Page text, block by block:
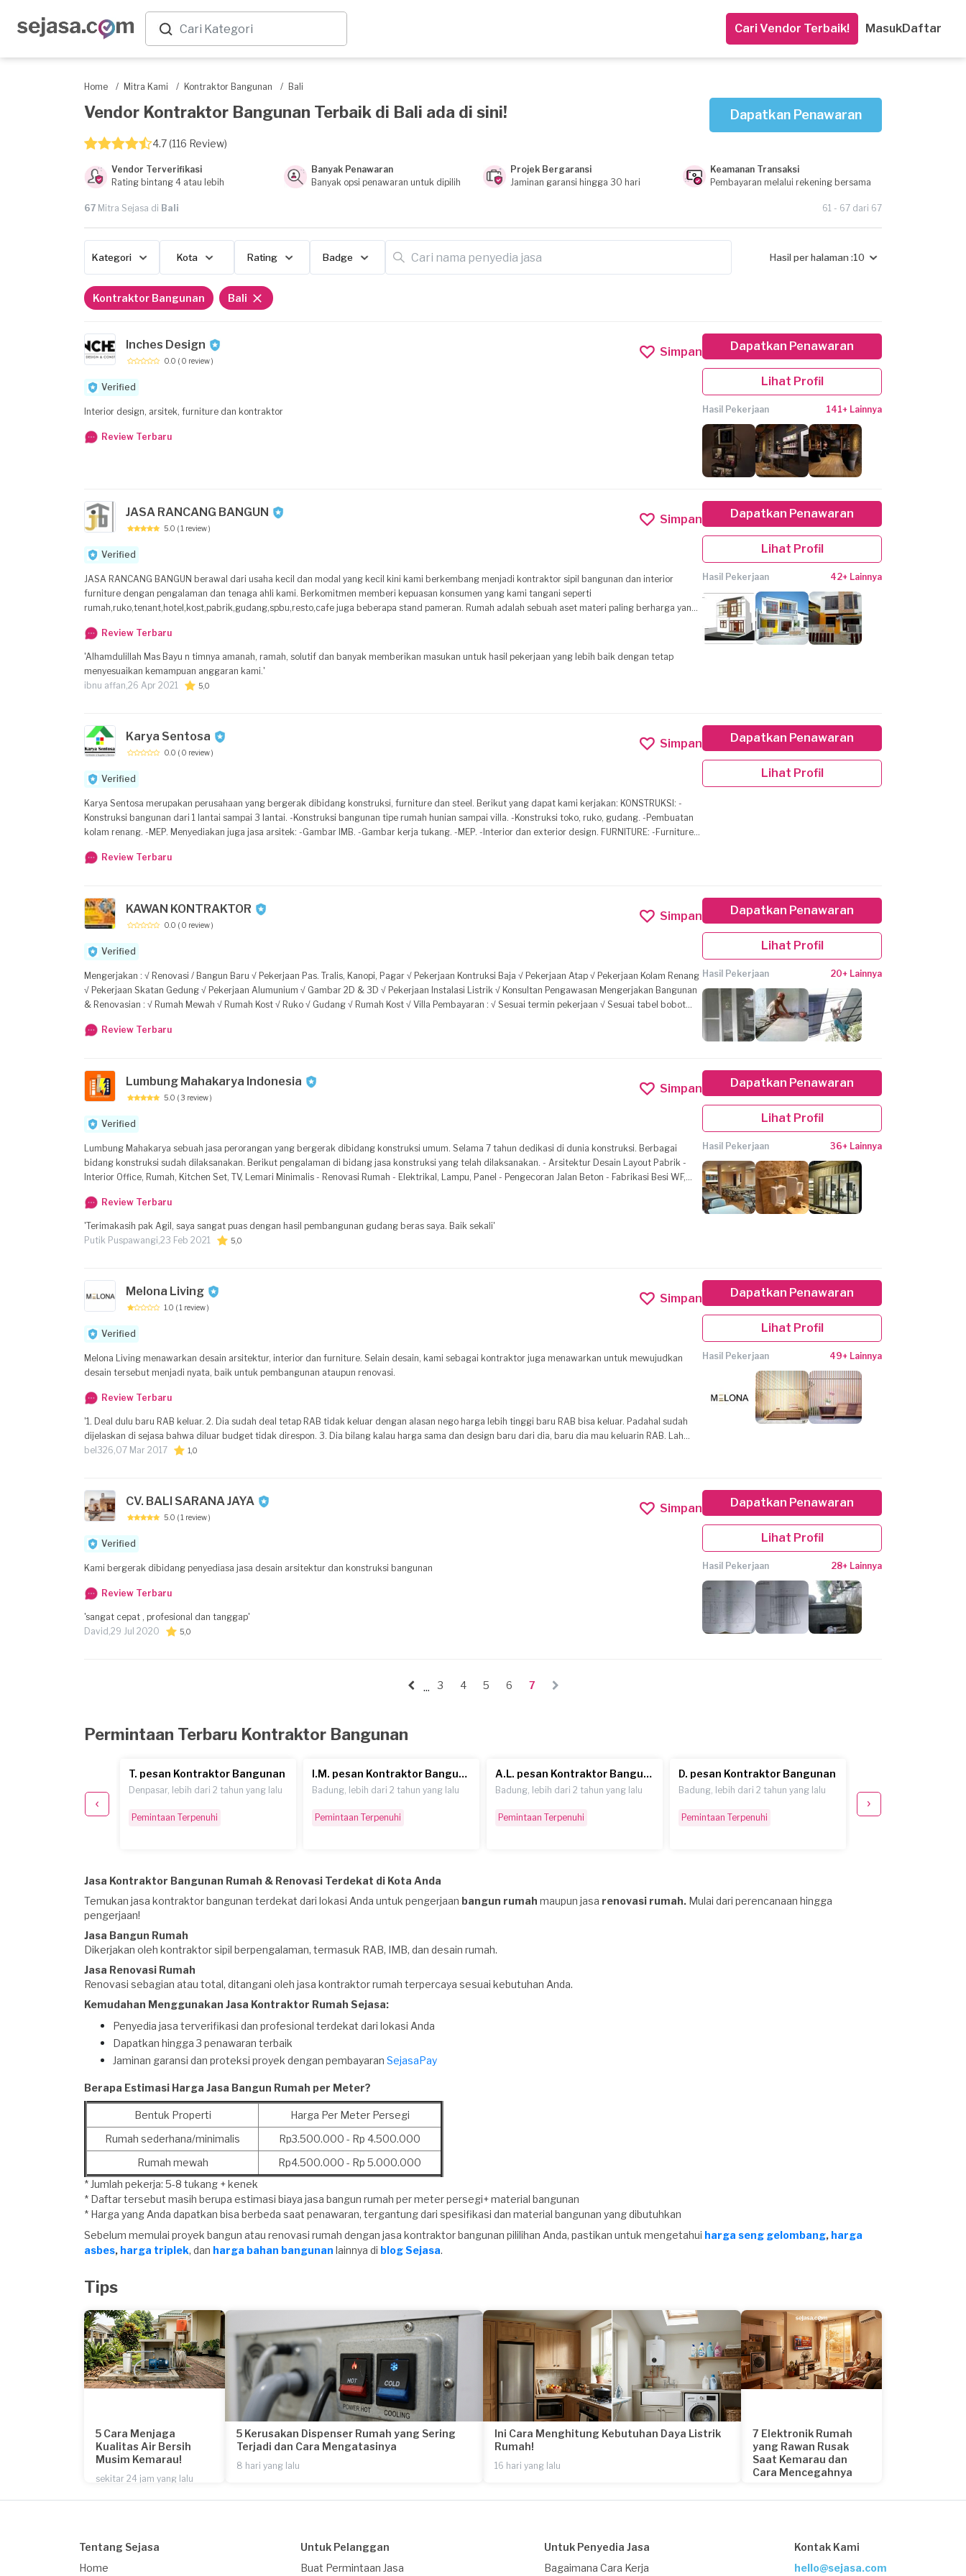
Cari Vendor Terbaik! MasukDaftar
Home / Mitra Kami / Kontraktor Bangunan / Bali
Vendor Kontraktor Bangunan Terbaik di Bali ada di sini!
4.7 (116 Review)
Dapatkan Penawaran
Vendor Terverifikasi
Rating bintang 4 atau lebih
Banyak Penawaran
Banyak opsi penawaran untuk dipilih
Projek Bergaransi
Jaminan garansi hingga 30 hari
Keamanan Transaksi
Pembayaran melalui rekening bersama
67 Mitra Sejasa di Bali 61 - 67 dari 67
Kategori Kota Rating Badge Hasil per halaman :10
Kontraktor Bangunan Bali
Inches Design
0.0 ( 0 review )
Simpan
Verified
Interior design, arsitek, furniture dan kontraktor
Review Terbaru
Dapatkan Penawaran
Lihat Profil
Hasil Pekerjaan 141+ Lainnya
JASA RANCANG BANGUN
5.0 ( 1 review )
Simpan
Verified
JASA RANCANG BANGUN berawal dari usaha kecil dan modal yang kecil kini kami berkembang menjadi kontraktor sipil bangunan dan interior
furniture dengan pengalaman dan tenaga ahli kami. Berkomitmen memberi kepuasan konsumen yang kami tangani seperti
rumah,ruko,tenant,hotel,kost,pabrik,gudang,spbu,resto,cafe juga beberapa stand pameran. Rumah adalah sebuah aset materi paling berharga yang
marak di temukan di cirebon. Rumah tipe minimalis sangat di sukai karena simpel Kami jasa arsitek menawarkan desain modern mewah, tata ruang
nyaman terkesan luas, serta fentilasi yang baik.
Review Terbaru
'Alhamdulillah Mas Bayu n timnya amanah, ramah, solutif dan banyak memberikan masukan untuk hasil pekerjaan yang lebih baik dengan tetap
menyesuaikan kemampuan anggaran kami.'
ibnu affan,26 Apr 2021 5,0
Dapatkan Penawaran
Lihat Profil
Hasil Pekerjaan 42+ Lainnya
Karya Sentosa
0.0 ( 0 review )
Simpan
Verified
Karya Sentosa merupakan perusahaan yang bergerak dibidang konstruksi, furniture dan steel. Berikut yang dapat kami kerjakan: KONSTRUKSI: -
Konstruksi bangunan dari 1 lantai sampai 3 lantai. -Konstruksi bangunan tipe rumah hunian sampai villa. -Konstruksi toko, ruko, gudang. -Pembuatan
kolam renang. -MEP. Menyediakan juga jasa arsitek: -Gambar IMB. -Gambar kerja tukang. -MEP. -Interior dan exterior design. FURNITURE: -Furniture
Kitchen set, Living room set, dan berbagai furniture custom. STEEL: -Konstruksi Baja Ringan. -Konstruksi Baja Berat. -Atap dan rangka. -Canopy. -
Review Terbaru
Dapatkan Penawaran
Lihat Profil
KAWAN KONTRAKTOR
0.0 ( 0 review )
Simpan
Verified
Mengerjakan : √ Renovasi / Bangun Baru √ Pekerjaan Pas. Tralis, Kanopi, Pagar √ Pekerjaan Kontruksi Baja √ Pekerjaan Atap √ Pekerjaan Kolam Renang
√ Pekerjaan Skatan Gedung √ Pekerjaan Alumunium √ Gambar 2D & 3D √ Pekerjaan Instalasi Listrik √ Konsultan Pengawasan Mengerjakan Bangunan
& Renovasian : √ Rumah Mewah √ Rumah Kost √ Ruko √ Gudang √ Rumah Kost √ Villa Pembayaran : √ Sesuai termin pekerjaan √ Sesuai tabel bobot
Review Terbaru
Dapatkan Penawaran
Lihat Profil
Hasil Pekerjaan 20+ Lainnya
Lumbung Mahakarya Indonesia
5.0 ( 3 review )
Simpan
Verified
Lumbung Mahakarya sebuah jasa perorangan yang bergerak dibidang konstruksi umum. Selama 7 tahun dedikasi di dunia konstruksi. Berbagai
bidang konstruksi sudah dilaksanakan. Berikut pengalaman di bidang jasa konstruksi yang telah dilaksanakan. - Arsitektur Desain Layout Pabrik -
Interior Office, Rumah, Kitchen Set, TV, Lemari Minimalis - Renovasi Rumah - Elektrikal, Lampu, Panel - Pengecoran Jalan Beton - Fabrikasi Besi WF,
Terminal Collins) - Pemb. Fasilitas Umum, Fasilitas Temporary, Pabrik - Dan masih banyak lainnya Dengan pengalaman ini, saya dapat ikut konstribusi
anda dalam melaksanakan berbagai macam proyek. Kami tidak memungut biaya survei/inspeksi, konsultasi, penyusunan RAB, gambar 2D/3D, alias
GRATIS. Terimakasih atas perhatiannya, semoga kami dapat melayani anda dengan baik.
Review Terbaru
'Terimakasih pak Agil, saya sangat puas dengan hasil pembangunan gudang beras saya. Baik sekali'
Putik Puspawangi,23 Feb 2021 5,0
Dapatkan Penawaran
Lihat Profil
Hasil Pekerjaan 36+ Lainnya
Melona Living
1.0 ( 1 review )
Simpan
Verified
Melona Living menawarkan desain arsitektur, interior dan furniture. Selain desain, kami sebagai kontraktor juga menawarkan untuk mewujudkan
desain tersebut menjadi nyata, baik untuk pembangunan ataupun renovasi.
Review Terbaru
'1. Deal dulu baru RAB keluar. 2. Dia sudah deal tetap RAB tidak keluar dengan alasan nego harga lebih tinggi baru RAB bisa keluar. Padahal sudah
dijelaskan di sejasa bahwa diluar budget tidak direspon. 3. Dia bilang kalau harga sama dan design baru dari dia, baru dia mau keluarin RAB. Lah
bel326,07 Mar 2017 1,0
Dapatkan Penawaran
Lihat Profil
Hasil Pekerjaan 49+ Lainnya
CV. BALI SARANA JAYA
5.0 ( 1 review )
Simpan
Verified
Kami bergerak dibidang penyediasa jasa desain arsitektur dan konstruksi bangunan
Review Terbaru
'sangat cepat , profesional dan tanggap'
David,29 Jul 2020 5,0
Dapatkan Penawaran
Lihat Profil
Hasil Pekerjaan 28+ Lainnya
... 3 4 5 6 7
Permintaan Terbaru Kontraktor Bangunan
4 tahun yang lalu
T. pesan Kontraktor Bangunan
Denpasar, lebih dari 2 tahun yang lalu
Pemintaan Terpenuhi
I.M. pesan Kontraktor Bangunan
Badung, lebih dari 2 tahun yang lalu
Pemintaan Terpenuhi
A.L. pesan Kontraktor Bangunan
Badung, lebih dari 2 tahun yang lalu
Pemintaan Terpenuhi
D. pesan Kontraktor Bangunan
Badung, lebih dari 2 tahun yang lalu
Pemintaan Terpenuhi
Denpasar, hampir 3
Pemintaan Terpenuhi
Jasa Kontraktor Bangunan Rumah & Renovasi Terdekat di Kota Anda
Temukan jasa kontraktor bangunan terdekat dari lokasi Anda untuk pengerjaan bangun rumah maupun jasa renovasi rumah. Mulai dari perencanaan hingga
pengerjaan!
Jasa Bangun Rumah
Dikerjakan oleh kontraktor sipil berpengalaman, termasuk RAB, IMB, dan desain rumah.
Jasa Renovasi Rumah
Renovasi sebagian atau total, ditangani oleh jasa kontraktor rumah terpercaya sesuai kebutuhan Anda.
Kemudahan Menggunakan Jasa Kontraktor Rumah Sejasa:
Penyedia jasa terverifikasi dan profesional terdekat dari lokasi Anda
Dapatkan hingga 3 penawaran terbaik
Jaminan garansi dan proteksi proyek dengan pembayaran SejasaPay
Berapa Estimasi Harga Jasa Bangun Rumah per Meter?
Bentuk Properti
Harga Per Meter Persegi
Rumah sederhana/minimalis
Rp3.500.000 - Rp 4.500.000
Rumah mewah
Rp4.500.000 - Rp 5.000.000
* Jumlah pekerja: 5-8 tukang + kenek
* Daftar tersebut masih berupa estimasi biaya jasa bangun rumah per meter persegi+ material bangunan
* Harga yang Anda dapatkan bisa berbeda saat penawaran, tergantung dari spesifikasi dan material bangunan yang dibutuhkan
Sebelum memulai proyek bangun atau renovasi rumah dengan jasa kontraktor bangunan pililihan Anda, pastikan untuk mengetahui harga seng gelombang, harga
asbes, harga triplek, dan harga bahan bangunan lainnya di blog Sejasa.
Tips
5 Cara Menjaga
Kualitas Air Bersih
Musim Kemarau!
sekitar 24 jam yang lalu
5 Kerusakan Dispenser Rumah yang Sering
Terjadi dan Cara Mengatasinya
8 hari yang lalu
Ini Cara Menghitung Kebutuhan Daya Listrik
Rumah!
16 hari yang lalu
7 Elektronik Rumah
yang Rawan Rusak
Saat Kemarau dan
Cara Mencegahnya
Tentang Sejasa
Home
Untuk Pelanggan
Buat Permintaan Jasa
Untuk Penyedia Jasa
Bagaimana Cara Kerja
Kontak Kami
hello@sejasa.com